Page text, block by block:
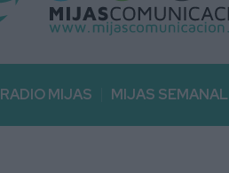
RADIO MIJAS MIJAS SEMANAL